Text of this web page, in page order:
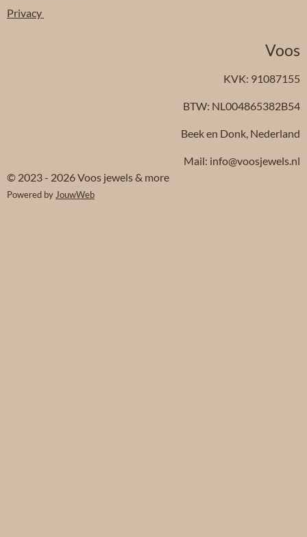
Privacy
Voos
KVK: 91087155
BTW: NL004865382B54
Beek en Donk, Nederland
Mail: info@voosjewels.nl
© 2023 - 2026 Voos jewels & more
Powered byJouwWeb